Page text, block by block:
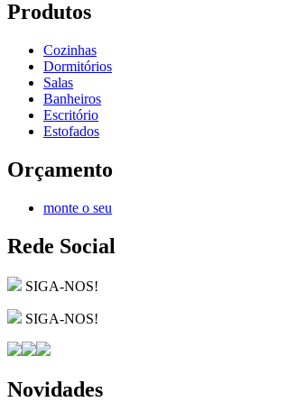
Produtos
Cozinhas
Dormitórios
Salas
Banheiros
Escritório
Estofados
Orçamento
monte o seu
Rede Social
SIGA-NOS!
SIGA-NOS!
Novidades